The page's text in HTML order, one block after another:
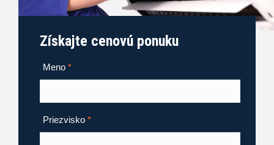
Získajte cenovú ponuku
Meno *
Priezvisko *